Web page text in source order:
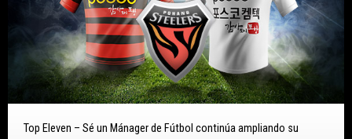
Top Eleven – Sé un Mánager de Fútbol continúa ampliando su